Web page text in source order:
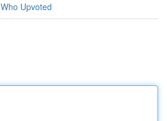
Who Upvoted